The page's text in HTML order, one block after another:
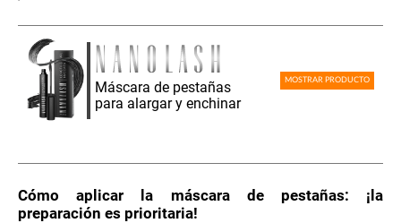
Máscara de pestañas
para alargar y enchinar
MOSTRAR PRODUCTO
Cómo aplicar la máscara de pestañas: ¡la
preparación es prioritaria!